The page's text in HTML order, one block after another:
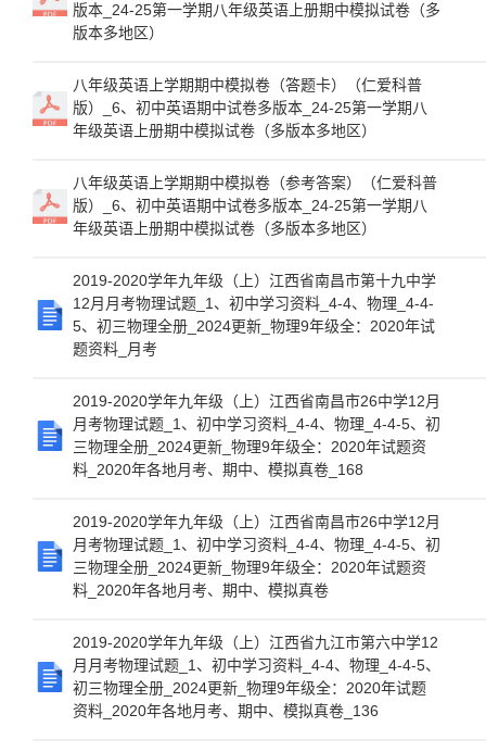
版本_24-25第一学期八年级英语上册期中模拟试卷（多
版本多地区）
八年级英语上学期期中模拟卷（答题卡）（仁爱科普
版）_6、初中英语期中试卷多版本_24-25第一学期八
年级英语上册期中模拟试卷（多版本多地区）
八年级英语上学期期中模拟卷（参考答案）（仁爱科普
版）_6、初中英语期中试卷多版本_24-25第一学期八
年级英语上册期中模拟试卷（多版本多地区）
2019-2020学年九年级（上）江西省南昌市第十九中学
12月月考物理试题_1、初中学习资料_4-4、物理_4-4-
5、初三物理全册_2024更新_物理9年级全：2020年试
题资料_月考
2019-2020学年九年级（上）江西省南昌市26中学12月
月考物理试题_1、初中学习资料_4-4、物理_4-4-5、初
三物理全册_2024更新_物理9年级全：2020年试题资
料_2020年各地月考、期中、模拟真卷_168
2019-2020学年九年级（上）江西省南昌市26中学12月
月考物理试题_1、初中学习资料_4-4、物理_4-4-5、初
三物理全册_2024更新_物理9年级全：2020年试题资
料_2020年各地月考、期中、模拟真卷
2019-2020学年九年级（上）江西省九江市第六中学12
月月考物理试题_1、初中学习资料_4-4、物理_4-4-5、
初三物理全册_2024更新_物理9年级全：2020年试题
资料_2020年各地月考、期中、模拟真卷_136